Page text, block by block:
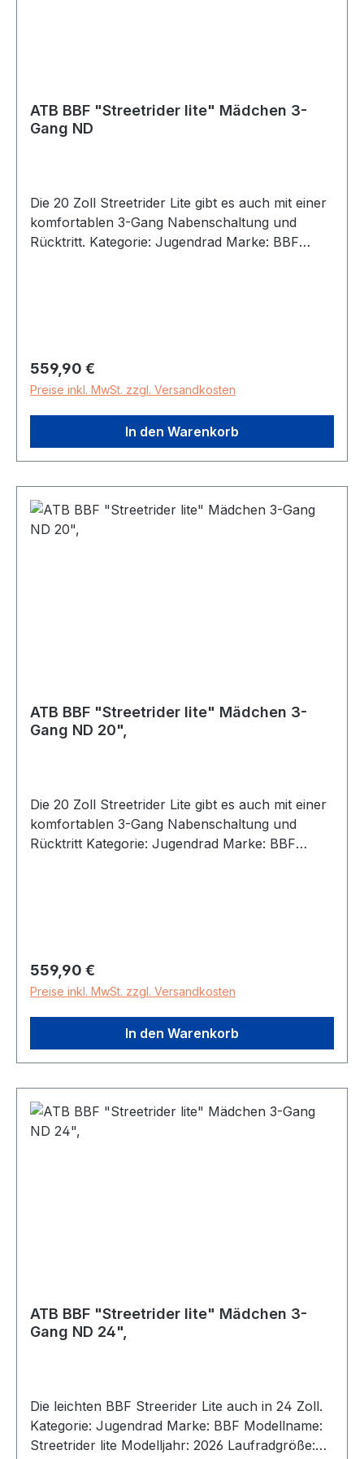
ATB BBF "Streetrider lite" Mädchen 3-
Gang ND
Die 20 Zoll Streetrider Lite gibt es auch mit einer
komfortablen 3-Gang Nabenschaltung und
Rücktritt. Kategorie: Jugendrad Marke: BBF
Beleuchtung: ja Scheinwerfer: LED Rücklicht:
LED Bremsen: V-Brake Reifen: Schwarz
zulässiges Gesamtgewicht: 120,0 kg Gewicht: 9,9
kg Farbe primär: hellblau
Regulärer Preis:
559,90 €
Preise inkl. MwSt. zzgl. Versandkosten
In den Warenkorb
ATB BBF "Streetrider lite" Mädchen 3-
Gang ND 20",
Die 20 Zoll Streetrider Lite gibt es auch mit einer
komfortablen 3-Gang Nabenschaltung und
Rücktritt Kategorie: Jugendrad Marke: BBF
Beleuchtung: ja Scheinwerfer: LED Rücklicht:
LED Bremsen: V-Brake Reifen: Schwarz
zulässiges Gesamtgewicht: 120,0 kg Gewicht: 9,9
kg Farbe primär: pink
Regulärer Preis:
559,90 €
Preise inkl. MwSt. zzgl. Versandkosten
In den Warenkorb
ATB BBF "Streetrider lite" Mädchen 3-
Gang ND 24",
Die leichten BBF Streerider Lite auch in 24 Zoll.
Kategorie: Jugendrad Marke: BBF Modellname:
Streetrider lite Modelljahr: 2026 Laufradgröße: